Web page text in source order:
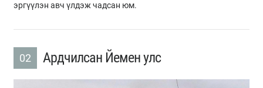
эргүүлэн авч үлдэж чадсан юм.
02 Ардчилсан Йемен улс